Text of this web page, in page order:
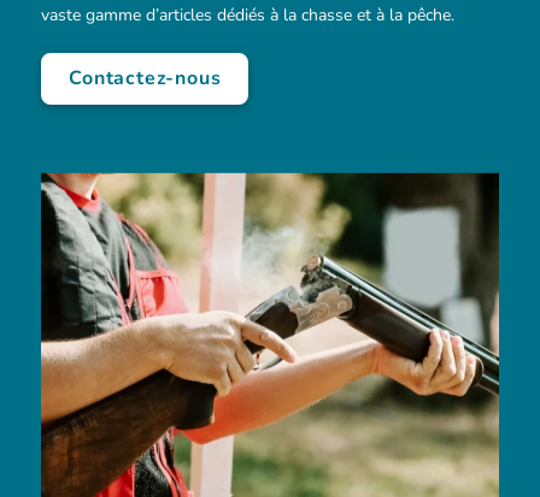
vaste gamme d’articles dédiés à la chasse et à la pêche.
Contactez-nous